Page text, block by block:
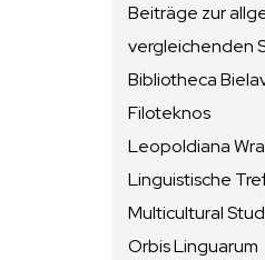
Beiträge zur
vergleichenden
Bibliotheca
Filoteknos
Leopoldiana
Linguistische
Multicultural
Orbis Linguarum